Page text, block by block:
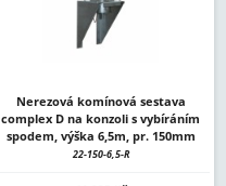
Nerezová komínová sestava
complex D na konzoli s vybíráním
spodem, výška 6,5m, pr. 150mm
22-150-6,5-R